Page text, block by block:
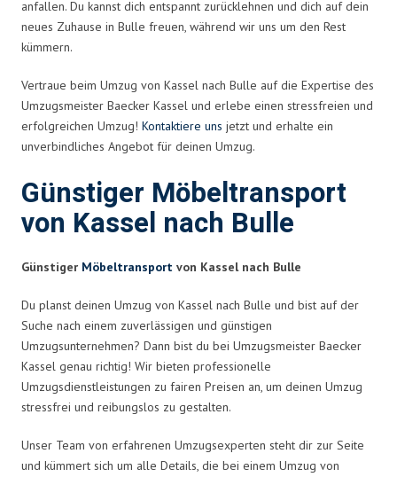
anfallen. Du kannst dich entspannt zurücklehnen und dich auf dein
neues Zuhause in Bulle freuen, während wir uns um den Rest
kümmern.
Vertraue beim Umzug von Kassel nach Bulle auf die Expertise des
Umzugsmeister Baecker Kassel und erlebe einen stressfreien und
erfolgreichen Umzug! Kontaktiere uns jetzt und erhalte ein
unverbindliches Angebot für deinen Umzug.
Günstiger Möbeltransport
von Kassel nach Bulle
Günstiger Möbeltransport von Kassel nach Bulle
Du planst deinen Umzug von Kassel nach Bulle und bist auf der
Suche nach einem zuverlässigen und günstigen
Umzugsunternehmen? Dann bist du bei Umzugsmeister Baecker
Kassel genau richtig! Wir bieten professionelle
Umzugsdienstleistungen zu fairen Preisen an, um deinen Umzug
stressfrei und reibungslos zu gestalten.
Unser Team von erfahrenen Umzugsexperten steht dir zur Seite
und kümmert sich um alle Details, die bei einem Umzug von